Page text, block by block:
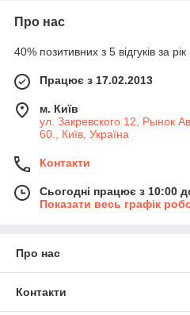
Про нас
40% позитивних з 5 відгуків за рік
Працює з 17.02.2013
м. Київ
ул. Закревского 12, Рынок
60., Київ, Україна
Контакти
Сьогодні працює з 10:00
Показати весь графік
Про нас
Контакти